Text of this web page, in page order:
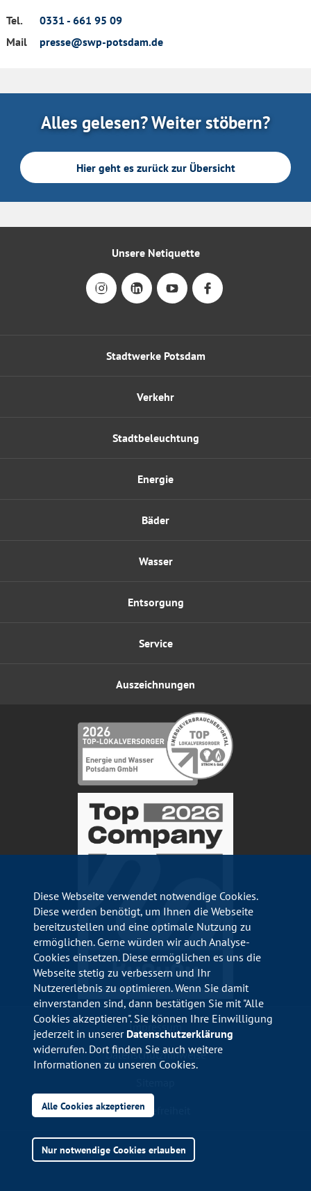
Tel.
0331 - 661 95 09
Mail
presse@swp-potsdam.de
Alles gelesen? Weiter stöbern?
Hier geht es zurück zur Übersicht
Stadtwerke Potsdam
Energie
Wasser
Verkehr
Bäder
Entsorgung
Stadtbeleuchtung
Service
Auszeichnungen
Unsere Netiquette
Impressum
Datenschutzhinweise
Barrierefreiheit
Diese Webseite verwendet notwendige Cookies.
Diese werden benötigt, um Ihnen die Webseite
bereitzustellen und eine optimale Nutzung zu
ermöglichen. Gerne würden wir auch Analyse-
Cookies einsetzen. Diese ermöglichen es uns die
Webseite stetig zu verbessern und Ihr
Nutzererlebnis zu optimieren. Wenn Sie damit
einverstanden sind, dann bestätigen Sie mit "Alle
Cookies akzeptieren". Sie können Ihre Einwilligung
jederzeit in unserer Datenschutzerklärung
widerrufen. Dort finden Sie auch weitere
Informationen zu unseren Cookies.
Alle Cookies akzeptieren
Nur notwendige Cookies erlauben